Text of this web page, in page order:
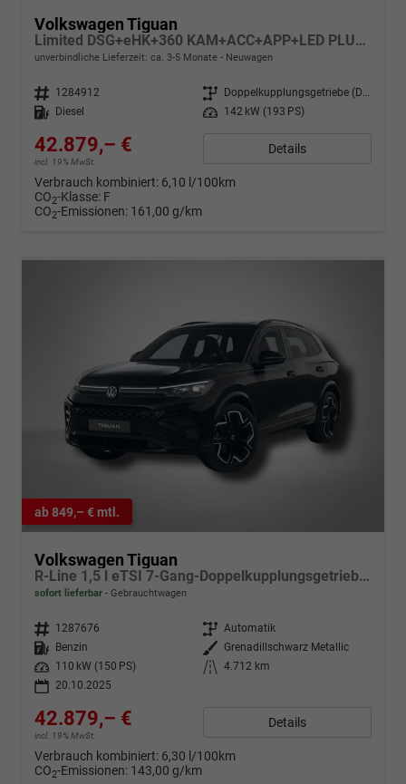
Volkswagen Tiguan
Limited DSG+eHK+360 KAM+ACC+APP+LED PLUS+17" LM+KLIMA
unverbindliche Lieferzeit: ca. 3-5 Monate Neuwagen
Fahrzeugnr. 1284912 Getriebe
Doppelkupplungsgetriebe (DSG)
Kraftstoff
Diesel Leistung 142 kW (193 PS)
42.879,– €
incl. 19% MwSt.
Details
Verbrauch kombiniert: 6,10 l/100km
CO2-Klasse: F
CO2-Emissionen: 161,00 g/km
ab 849,– € mtl.
Volkswagen Tiguan
R-Line 1,5 l eTSI 7-Gang-Doppelkupplungsgetriebe DSG
sofort lieferbar Gebrauchtwagen
Fahrzeugnr. 1287676 Getriebe Automatik
Kraftstoff
Benzin Außenfarbe
Grenadillschwarz Metallic
Leistung
110 kW (150 PS) Kilometerstand
4.712 km
20.10.2025
42.879,– €
incl. 19% MwSt.
Details
Verbrauch kombiniert: 6,30 l/100km
CO2-Emissionen: 143,00 g/km